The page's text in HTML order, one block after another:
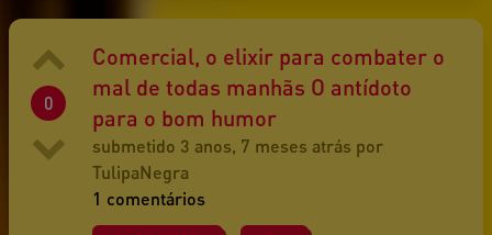
0
Comercial, o elixir para combater o
mal de todas manhãs O antídoto
para o bom humor
submetido 3 anos, 7 meses atrás por
TulipaNegra
1 comentários